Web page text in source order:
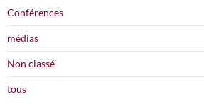
Conférences
médias
Non classé
tous